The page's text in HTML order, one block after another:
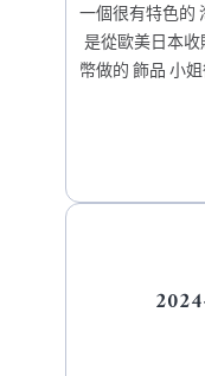
一個很有特色的
是從歐美日本
幣做的 飾品 小